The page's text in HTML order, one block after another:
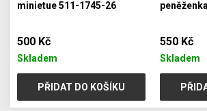
minietue 511-1745-26
500 Kč
Skladem
PŘIDAT DO KOŠÍKU
550 Kč
Skladem